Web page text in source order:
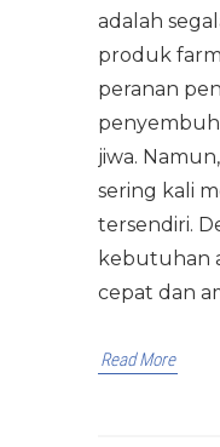
adalah
produk
peranan
jiwa.
sering kali
tersendiri.
kebutuhan
cepat dan
Read More